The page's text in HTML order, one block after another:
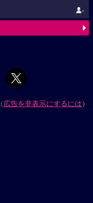
-
（広告を非表示にするには）